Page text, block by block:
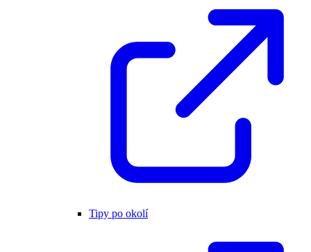
Tipy po okolí